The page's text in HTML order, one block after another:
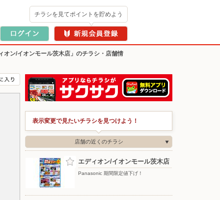
チラシを見てポイントを貯めよう
オン/イオンモール茨木店」のチラシ・店舗情
表示変更で見たいチラシを見つけよう！
店舗の近くのチラシ
エディオン/イオンモール茨木店
Panasonic 期間限定値下げ！